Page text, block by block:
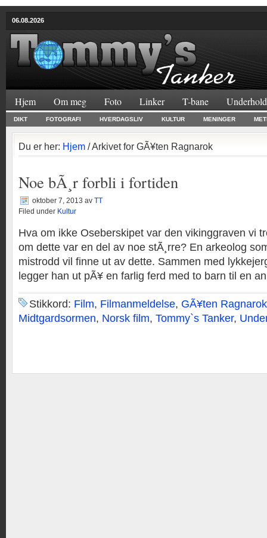
06.08.2026
Hjem Om meg Foto Linker T-bane
DIKT FOTOGRAFI HVERDAGSLIV KULTUR MENINGER
Du er her: Hjem / Arkivet for GÃ¥ten Ragnarok
Noe bÃ¸r forbli i fortiden
oktober 7, 2013 av TT
Filed under Kultur
Hva om ikke Oseberskipet var den vikinggraven vi
om dette var en del av noe stÃ¸rre? En arkeolog
mistrodd vil finne ut av dette. Sammen med
legger han ut pÃ¥ en farlig ferd med to barn til en
Stikkord: Film, Filmanmeldelse, GÃ¥ten Ragnarok
Midtgardsormen, Norsk film, Tommy`s Tanker,